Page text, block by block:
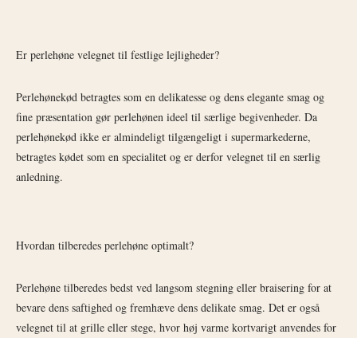
Er perlehøne velegnet til festlige lejligheder?
Perlehønekød betragtes som en delikatesse og dens elegante smag og
fine præsentation gør perlehønen ideel til særlige begivenheder. Da
perlehønekød ikke er almindeligt tilgængeligt i supermarkederne,
betragtes kødet som en specialitet og er derfor velegnet til en særlig
anledning.
Hvordan tilberedes perlehøne optimalt?
Perlehøne tilberedes bedst ved langsom stegning eller braisering for at
bevare dens saftighed og fremhæve dens delikate smag. Det er også
velegnet til at grille eller stege, hvor høj varme kortvarigt anvendes for